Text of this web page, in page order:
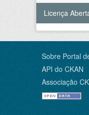
Licença
Sobre Portal
API do CKAN
Associação